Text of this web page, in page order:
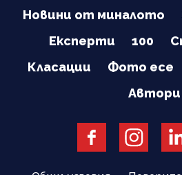
Новини от миналото
Експерти
100
Класации
Фото есе
Автори